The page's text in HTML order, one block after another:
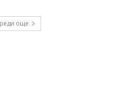
още